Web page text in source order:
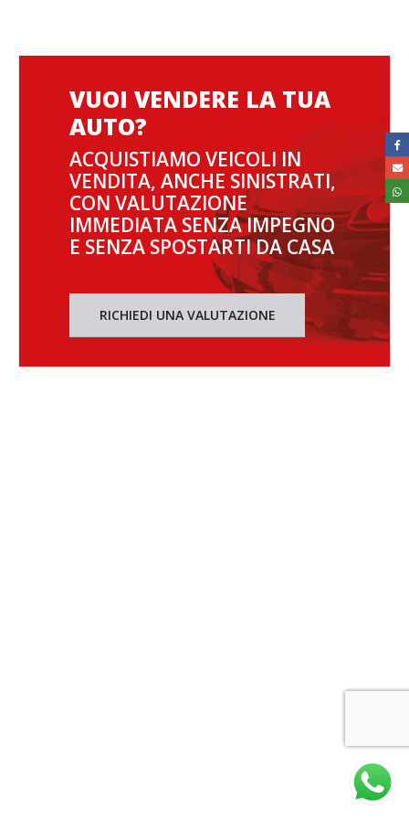
VUOI VENDERE LA TUA
AUTO?
ACQUISTIAMO VEICOLI IN
VENDITA, ANCHE SINISTRATI,
CON VALUTAZIONE
IMMEDIATA SENZA IMPEGNO
E SENZA SPOSTARTI DA CASA
RICHIEDI UNA VALUTAZIONE